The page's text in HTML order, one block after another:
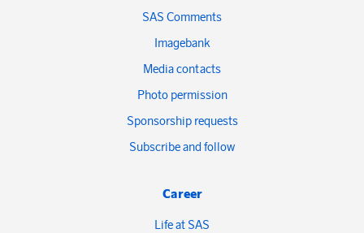
SAS Comments
Imagebank
Media contacts
Photo permission
Sponsorship requests
Subscribe and follow
Career
Life at SAS